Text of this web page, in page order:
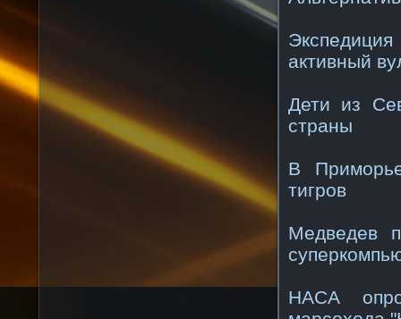
активный
Дети из
страны
В
тигров
Медведев
НАСА